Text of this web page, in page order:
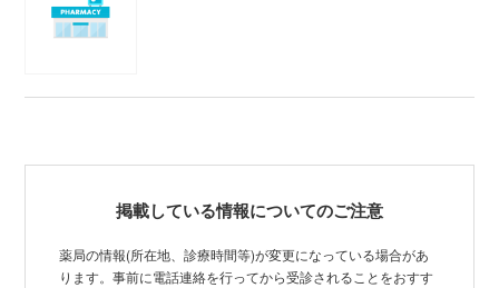
掲載している情報についてのご注意
薬局の情報(所在地、診療時間等)が変更になっている場合があ
ります。事前に電話連絡を行ってから受診されることをおすす